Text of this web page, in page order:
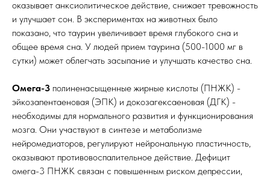
оказывает анксиолитическое действие, снижает тревожность
и улучшает сон. В экспериментах на животных было
показано, что таурин увеличивает время глубокого сна и
общее время сна. У людей прием таурина (500-1000 мг в
сутки) может облегчать засыпание и улучшать качество сна.
Омега-3 полиненасыщенные жирные кислоты (ПНЖК) -
эйкозапентаеновая (ЭПК) и докозагексаеновая (ДГК) -
необходимы для нормального развития и функционирования
мозга. Они участвуют в синтезе и метаболизме
нейромедиаторов, регулируют нейрональную пластичность,
оказывают противовоспалительное действие. Дефицит
омега-3 ПНЖК связан с повышенным риском депрессии,